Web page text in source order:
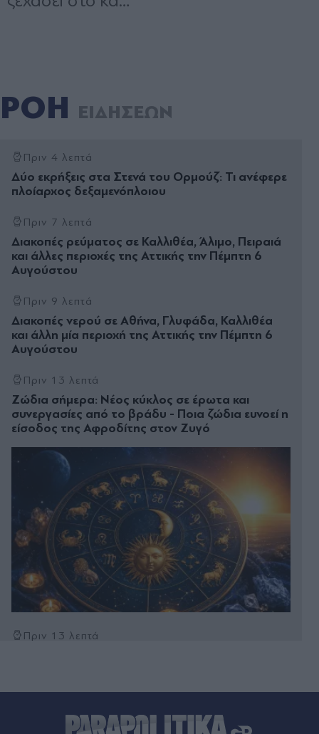
ΡΟΗ ΕΙΔΗΣΕΩΝ
Πριν 4 λεπτά
Δύο εκρήξεις στα Στενά του Ορμούζ: Τι ανέφερε
πλοίαρχος δεξαμενόπλοιου
Πριν 7 λεπτά
Διακοπές ρεύματος σε Καλλιθέα, Άλιμο, Πειραιά
και άλλες περιοχές της Αττικής την Πέμπτη 6
Αυγούστου
Πριν 9 λεπτά
Διακοπές νερού σε Αθήνα, Γλυφάδα, Καλλιθέα
και άλλη μία περιοχή της Αττικής την Πέμπτη 6
Αυγούστου
Πριν 13 λεπτά
Ζώδια σήμερα: Νέος κύκλος σε έρωτα και
συνεργασίες από το βράδυ - Ποια ζώδια ευνοεί η
είσοδος της Αφροδίτης στον Ζυγό
Πριν 13 λεπτά
Πολύ υψηλός κίνδυνος πυρκαγιάς την Πέμπτη 6